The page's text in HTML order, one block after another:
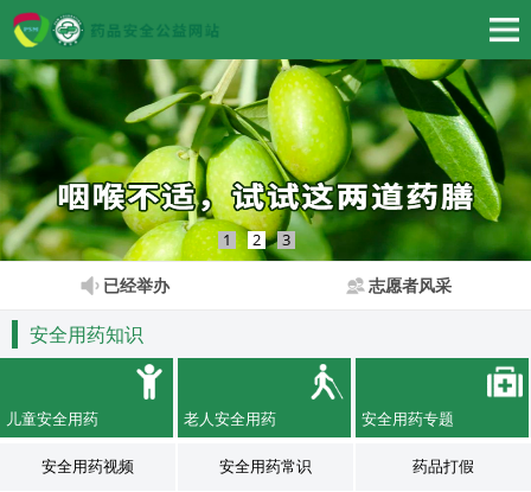
1 2 3
已经举办 志愿者风采
安全用药知识
儿童安全用药 老人安全用药 安全用药专题
安全用药视频 安全用药常识 药品打假